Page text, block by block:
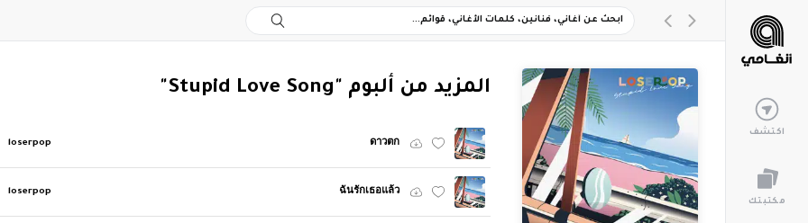
اكتشف
مكتبتك
‏المزيد من ألبوم "Stupid Love Song"
ดาวตก
loserpop
ฉันรักเธอแล้ว
loserpop